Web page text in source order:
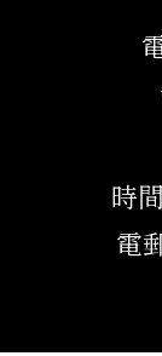
時
電